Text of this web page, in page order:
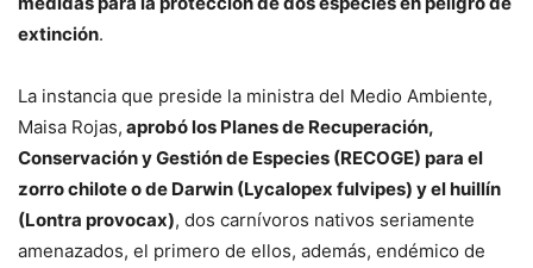
extinción.
La instancia que preside la ministra del Medio Ambiente,
Maisa Rojas, aprobó los Planes de Recuperación,
Conservación y Gestión de Especies (RECOGE) para el
zorro chilote o de Darwin (Lycalopex fulvipes) y el huillín
(Lontra provocax), dos carnívoros nativos seriamente
amenazados, el primero de ellos, además, endémico de